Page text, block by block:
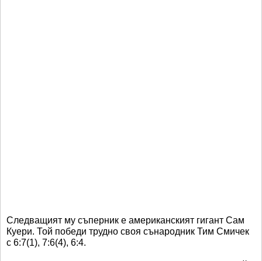
Следващият му съперник е американският гигант Сам
Куери. Той победи трудно своя сънародник Тим Смичек
с 6:7(1), 7:6(4), 6:4.